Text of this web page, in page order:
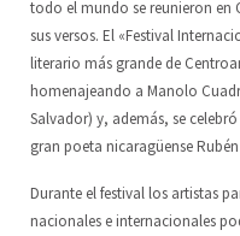
Voluntariado
Taller de Gráfica «Casa
Escuela de Artes
LoCreo
Desarrollo rural en
Equipo
Junta Directiva
ES
ES
DE
EN
todo el mundo se reunieron en
sus versos. El «Festival
literario más grande de
homenajeando a Manolo
Salvador) y, además, se
gran poeta nicaragüense
Durante el festival los artistas
nacionales e internacionales